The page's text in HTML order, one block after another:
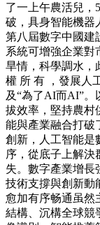
了一上午農活兒，
破，具身智能機
第八屆數字中國建
系統可增強企業對
旱情，科學調水，
權 所 有 ，發展人
及“為了AI而AI”。
拔效率，堅持農村
能與產業融合打破
創新，人工智能是
序，從底子上解決
失。數字產業增長
技術支撐與創新動
愈加有序畅通虽然
結構、沉構全球競